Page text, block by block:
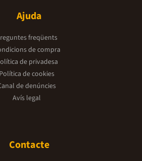
Ajuda
freqüents
de compra
de privadesa
Política de cookies
de denúncies
Avís legal
Contacte